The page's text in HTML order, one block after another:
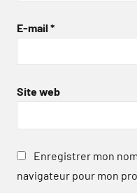
E-mail *
Site web
Enregistrer mon
navigateur pour mon